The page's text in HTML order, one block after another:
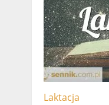
Laktacja